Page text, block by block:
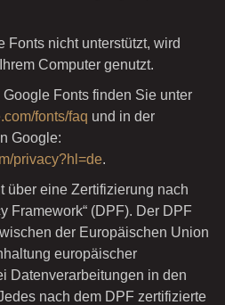
Fonts nicht unterstützt, wird
Computer genutzt.
Fonts finden Sie unter
fonts/faq und in der
Google:
privacy?hl=de.
über eine Zertifizierung nach
Framework“ (DPF). Der DPF
der Europäischen Union
europäischer
Datenverarbeitungen in den
nach dem DPF zertifizierte